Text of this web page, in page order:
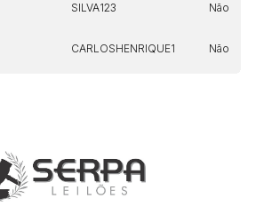
SILVA123 Não
CARLOSHENRIQUE1 Não